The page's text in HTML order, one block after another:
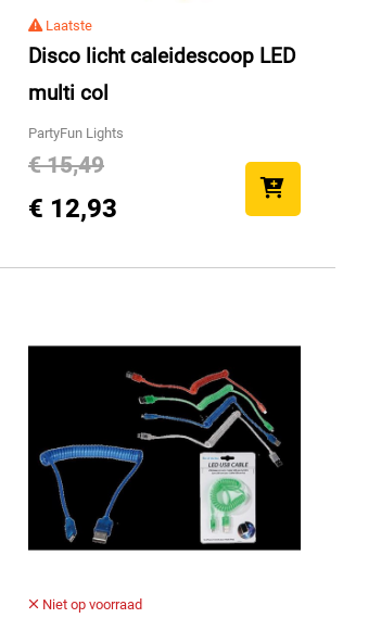
Laatste
Disco licht caleidescoop LED
multi col
PartyFun Lights
€ 15,49
€ 12,93
Niet op voorraad